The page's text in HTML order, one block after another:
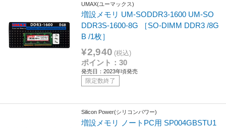
UMAX(ユーマックス)
増設メモリ UM-SODDR3-1600 UM-SO
DDR3S-1600-8G ［SO-DIMM DDR3 /8G
B /1枚］
¥2,940 (税込)
ポイント：30
発売日：2023年頃発売
限定数終了
Silicon Power(シリコンパワー)
増設メモリ ノートPC用 SP004GBSTU1